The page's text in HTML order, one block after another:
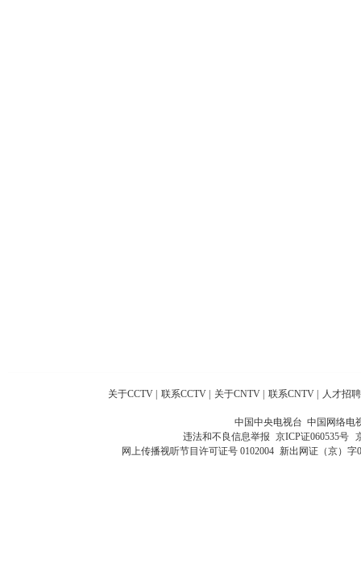
关于CCTV 联系CCTV 关于CNTV 联系CNTV 人才招聘
中国中央电视台 中国网络电
违法和不良信息举报 京ICP证060535号
网上传播视听节目许可证号 0102004 新出网证（京）